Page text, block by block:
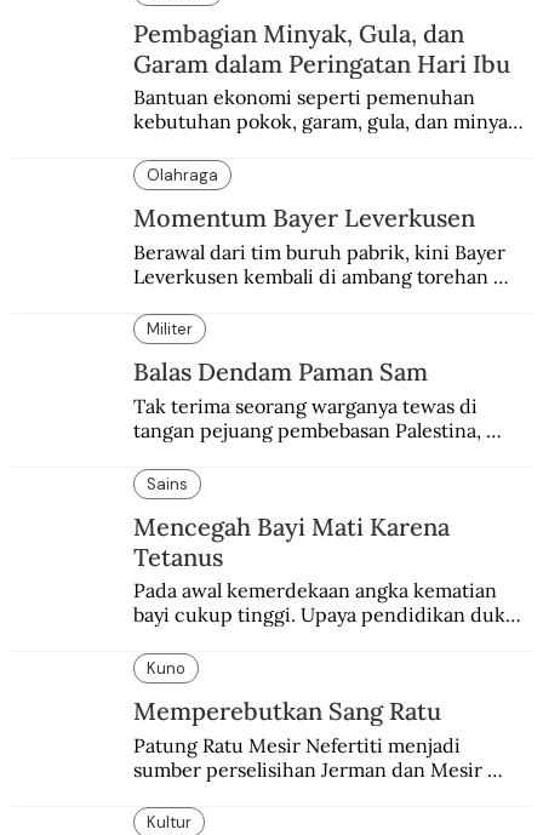
Pembagian Minyak, Gula, dan
Garam dalam Peringatan Hari Ibu
Bantuan ekonomi seperti pemenuhan
kebutuhan pokok, garam, gula, dan minyak
peringatan Hari Ibu.
Olahraga
Momentum Bayer Leverkusen
Berawal dari tim buruh pabrik, kini Bayer
Leverkusen kembali di ambang torehan
“Neverkusen”.
Militer
Balas Dendam Paman Sam
Tak terima seorang warganya tewas di
tangan pejuang pembebasan Palestina,
pembalasan.
Sains
Mencegah Bayi Mati Karena
Tetanus
Pada awal kemerdekaan angka kematian
bayi cukup tinggi. Upaya pendidikan dukun
Kuno
Memperebutkan Sang Ratu
Patung Ratu Mesir Nefertiti menjadi
sumber perselisihan Jerman dan Mesir
Kultur